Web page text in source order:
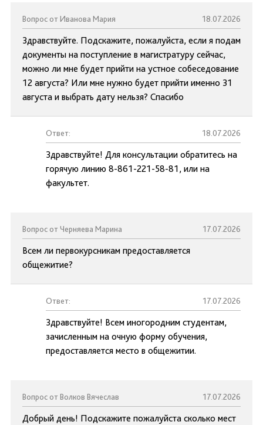
Вопрос от Иванова Мария 18.07.2026
Здравствуйте. Подскажите, пожалуйста, если я подам
документы на поступление в магистратуру сейчас,
можно ли мне будет прийти на устное собеседование
12 августа? Или мне нужно будет прийти именно 31
августа и выбрать дату нельзя? Спасибо
Ответ: 18.07.2026
Здравствуйте! Для консультации обратитесь на
горячую линию 8-861-221-58-81, или на
факультет.
Вопрос от Черняева Марина 17.07.2026
Всем ли первокурсникам предоставляется
общежитие?
Ответ: 17.07.2026
Здравствуйте! Всем иногородним студентам,
зачисленным на очную форму обучения,
предоставляется место в общежитии.
Вопрос от Волков Вячеслав 17.07.2026
Добрый день! Подскажите пожалуйста сколько мест